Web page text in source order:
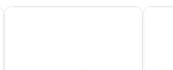
letto
The Barefoot Eco Hotel